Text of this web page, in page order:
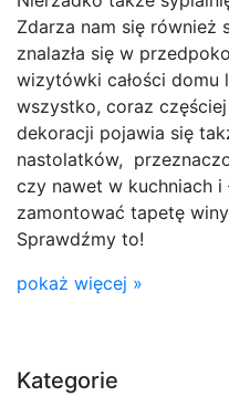
Zdarza nam się również
znalazła się w
wizytówki całości domu
wszystko, coraz
dekoracji pojawia się
nastolatków,
czy nawet w kuchniach i
zamontować tapetę
Sprawdźmy to!
pokaż więcej »
Kategorie